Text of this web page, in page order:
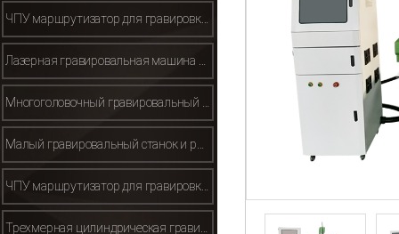
ЧПУ маршрутизатор для гравировки камня （石材雕刻机）
ЧПУ маршрутизатор для гравировки металла （金属雕刻机）